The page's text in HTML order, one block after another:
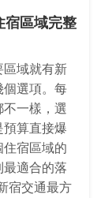
宿區域完整
區域就有新
個選項。每
一樣，選
算直接爆
宿區域的
適合的落
宿交通最方